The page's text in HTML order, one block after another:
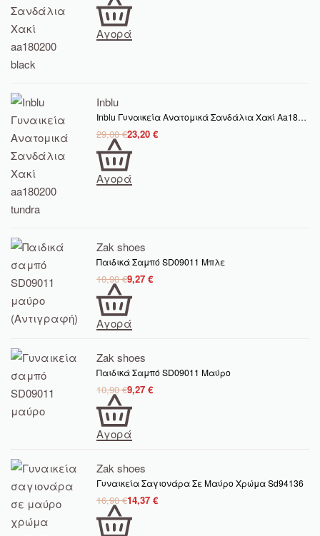
Αγορά
Inblu
Inblu Γυναικεία Ανατομικά Σανδάλια Χακί Aa180200 Tundra
29,00€23,20 €
Αγορά
Zak shoes
Παιδικά Σαμπό SD09011 Μπλε
10,90€9,27 €
Αγορά
Zak shoes
Παιδικά Σαμπό SD09011 Μαύρο
10,90€9,27 €
Αγορά
Zak shoes
Γυναικεία Σαγιονάρα Σε Μαύρο Χρώμα Sd94136
16,90€14,37 €